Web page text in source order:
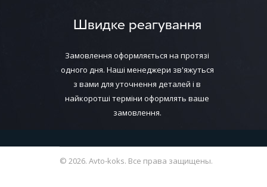
Швидке реагування
Замовлення оформляється на протязі
одного дня. Наші менеджери зв'яжуться
з вами для уточнення деталей і в
найкоротші терміни оформлять ваше
замовлення.
© 2026. Avto-koks. Все права защищены.